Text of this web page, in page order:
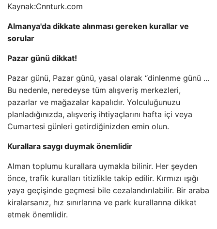
Kaynak:Cnnturk.com
Almanya'da dikkate alınması gereken kurallar ve
sorular
Pazar günü dikkat!
Pazar günü, Pazar günü, yasal olarak “dinlenme günü …
Bu nedenle, neredeyse tüm alışveriş merkezleri,
pazarlar ve mağazalar kapalıdır. Yolculuğunuzu
planladığınızda, alışveriş ihtiyaçlarını hafta içi veya
Cumartesi günleri getirdiğinizden emin olun.
Kurallara saygı duymak önemlidir
Alman toplumu kurallara uymakla bilinir. Her şeyden
önce, trafik kuralları titizlikle takip edilir. Kırmızı ışığı
yaya geçişinde geçmesi bile cezalandırılabilir. Bir araba
kiralarsanız, hız sınırlarına ve park kurallarına dikkat
etmek önemlidir.